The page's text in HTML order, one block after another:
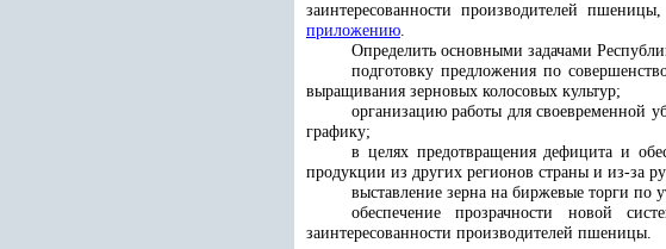
заинтересованности производителей
приложению.
Определить основными задачами
подготовку предложения по
выращивания зерновых колосовых культур;
организацию работы для своевременной
графику;
в целях предотвращения дефицита и
продукции из других регионов страны и из-за
выставление зерна на биржевые торги по
обеспечение прозрачности новой
заинтересованности производителей пшеницы.